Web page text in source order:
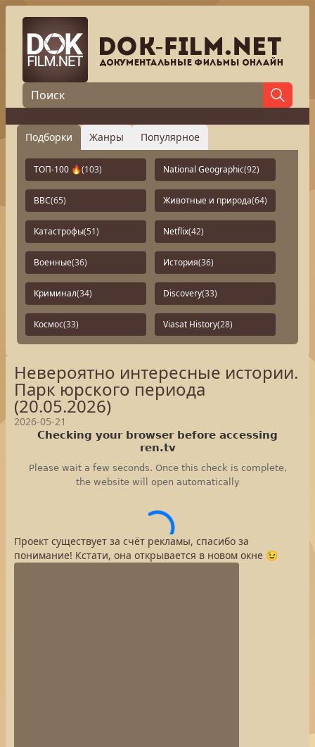
Подборки Жанры Популярное
ТОП-100 🔥(103) National Geographic(92)
BBC(65) Животные и природа(64)
Катастрофы(51) Netflix(42)
Военные(36) История(36)
Криминал(34) Discovery(33)
Космос(33) Viasat History(28)
Невероятно интересные истории.
Парк юрского периода
(20.05.2026)
2026-05-21
Проект существует за счёт рекламы, спасибо за
понимание! Кстати, она открывается в новом окне 😉